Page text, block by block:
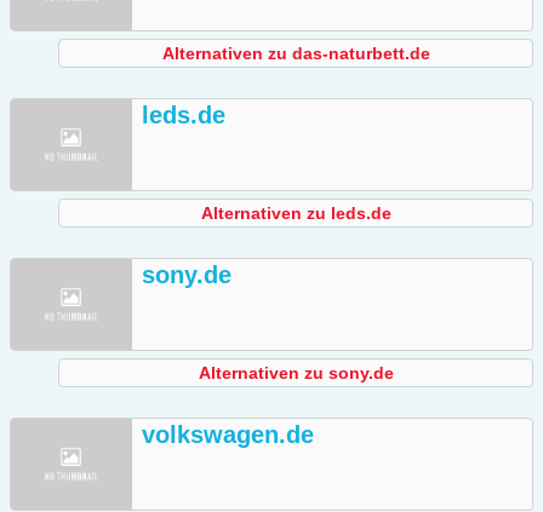
Alternativen zu das-naturbett.de
leds.de
Alternativen zu leds.de
sony.de
Alternativen zu sony.de
volkswagen.de